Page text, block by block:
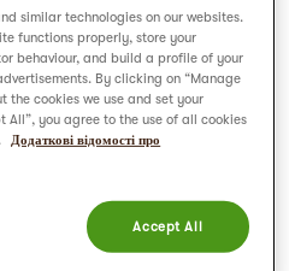
цукор, матчa (9%),
агент (E341).
similar technologies on our websites.
functions properly, store your
behaviour, and build a profile of your
By clicking on “Manage
the cookies we use and set your
All”, you agree to the use of all cookies
Додаткові відомості про
Accept All